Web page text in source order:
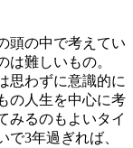
頭の中で考えてい
難しいもの。
思わずに意識的に
の人生を中心に考
みるのもよいタイ
で3年過ぎれば、